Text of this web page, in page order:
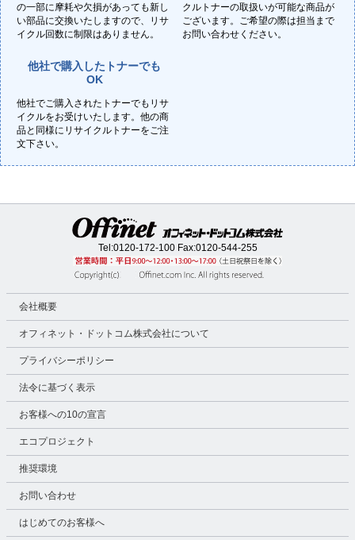
の一部に摩耗や欠損があっても新し
い部品に交換いたしますので、リサ
イクル回数に制限はありません。
クルトナーの取扱いが可能な商品が
ございます。ご希望の際は担当まで
お問い合わせください。
他社で購入したトナーでも
OK
他社でご購入されたトナーでもリサ
イクルをお受けいたします。他の商
品と同様にリサイクルトナーをご注
文下さい。
Tel:0120-172-100Fax:0120-544-255
会社概要
オフィネット・ドットコム株式会社について
プライバシーポリシー
法令に基づく表示
お客様への10の宣言
エコプロジェクト
推奨環境
お問い合わせ
はじめてのお客様へ